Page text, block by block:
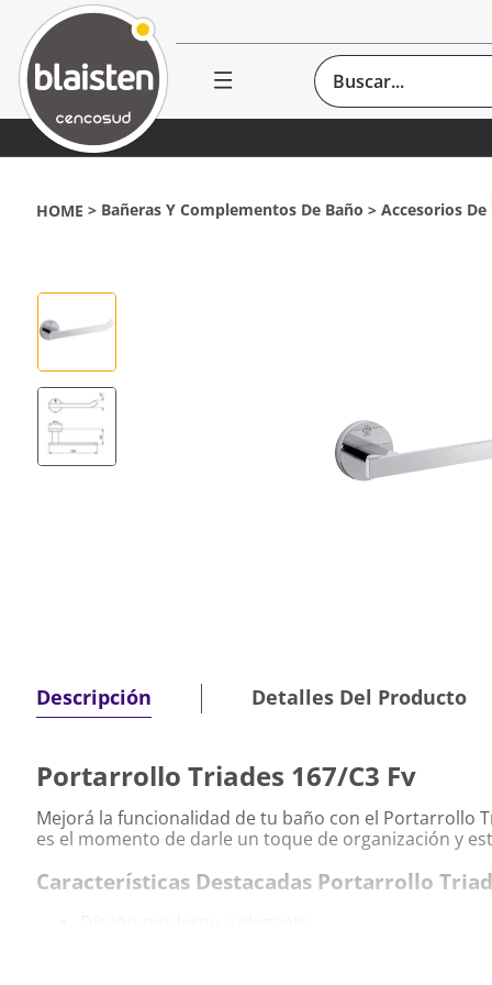
Buscar...
Bañeras Y Complementos De Baño Accesorios De
Descripción Detalles Del Producto
Portarrollo Triades 167/C3 Fv
Mejorá la funcionalidad de tu baño con el Portarrollo
es el momento de darle un toque de organización y
Características Destacadas Portarrollo